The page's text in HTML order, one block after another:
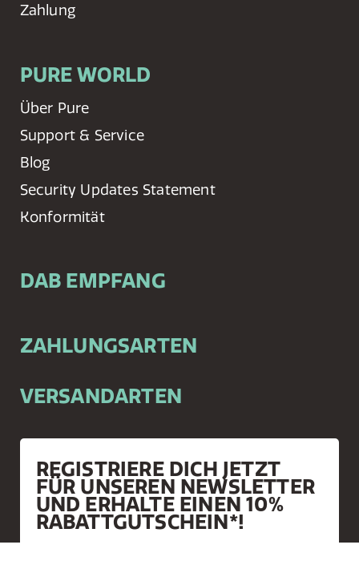
Zahlung
PURE WORLD
Über Pure
Support & Service
Blog
Security Updates Statement
Konformität
DAB EMPFANG
ZAHLUNGSARTEN
VERSANDARTEN
REGISTRIERE DICH JETZT
FÜR UNSEREN NEWSLETTER
UND ERHALTE EINEN 10%
RABATTGUTSCHEIN*!